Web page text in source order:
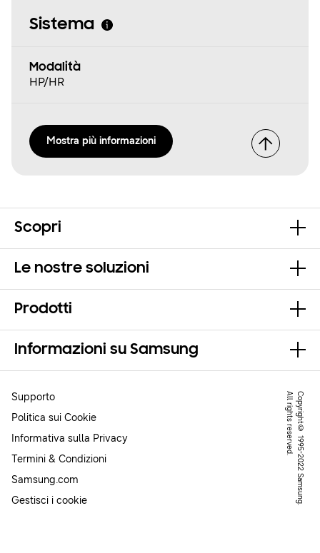
Sistema
Modalità
HP/HR
Mostra più informazioni
Scopri
Le nostre soluzioni
Prodotti
Informazioni su Samsung
C
o
p
y
r
ig
h
t
©
1
9
9
5
-
2
0
2
2
S
a
m
s
u
n
g
.
A
l
l
r
ig
h
t
s
r
e
s
e
r
v
e
d
.
Supporto
Politica sui Cookie
Informativa sulla Privacy
Termini & Condizioni
Samsung.com
Gestisci i cookie